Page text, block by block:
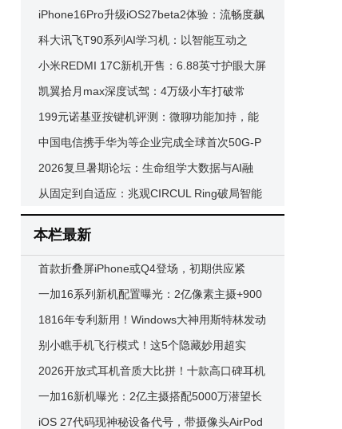
力孩子期末复习告别盲目刷题
iPhone16Pro升级iOS27beta2体验：流畅度飙
升，续航温控信号均有优化
科大讯飞T90系列AI学习机：以智能互动之
力，开启孩子全学段学习新征程
小米REDMI 17C新机开售：6.88英寸护眼大屏
+旗舰美学，入门市场新选择
凯翼拾月max深度试驾：4万级小车打破常
规，重新定义代步新体验
199元诺基亚按键机评测：微聊功能加持，能
否成为备用机新选择？
中国电信携手华为等企业完成全球首次50G-P
ON三代共存设备互通验证
2026复旦暑期论坛：生命组学大数据与AI融
合，共探精准医疗新路径
从固定到自适应：兆观CIRCUL Ring破局智能
指环痛点，头部品牌会跟进吗？
本栏最新
首款折叠屏iPhone或Q4登场，初期供应紧
张，黄牛溢价恐成“抢手货”
一加16系列新机配置曝光：2亿像素主摄+900
0mAh大电池，性能影像全面升级
1816年专利新用！Windows大神用斯特林发动
机为CPU“废热发电”
别小瞧手机飞行模式！这5个隐藏妙用超实
用，解决生活小烦恼
2026开放式耳机音质大比拼！十款高口碑耳机
实测，哪款是你的菜？
一加16新机曝光：2亿主摄搭配5000万潜望长
焦 9000mAh电池成亮点
iOS 27代码现神秘设备代号，带摄像头AirPod